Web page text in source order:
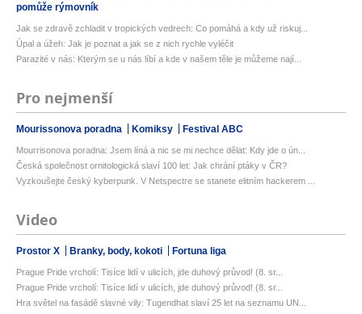
pomůže rýmovník
Jak se zdravě zchladit v tropických vedrech: Co pomáhá a kdy už riskuj...
Úpal a úžeh: Jak je poznat a jak se z nich rychle vyléčit
Parazité v nás: Kterým se u nás líbí a kde v našem těle je můžeme nají...
Pro nejmenší
Mourissonova poradna Komiksy Festival ABC
Mourrisonova poradna: Jsem líná a nic se mi nechce dělat: Kdy jde o ún...
Česká společnost ornitologická slaví 100 let: Jak chrání ptáky v ČR?
Vyzkoušejte český kyberpunk. V Netspectre se stanete elitním hackerem ...
Video
Prostor X Branky, body, kokoti Fortuna liga
Prague Pride vrcholí: Tisíce lidí v ulicích, jde duhový průvod! (8. sr...
Prague Pride vrcholí: Tisíce lidí v ulicích, jde duhový průvod! (8. sr...
Hra světel na fasádě slavné vily: Tugendhat slaví 25 let na seznamu UN...